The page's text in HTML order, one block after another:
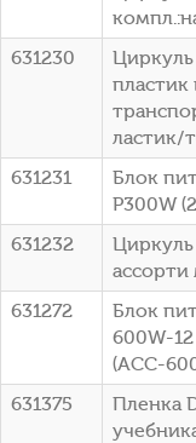
631230
Циркуль
пластик
ластик/
631231
Блок
P300W
631232
Циркуль
ассорти
631272
Блок
600W-
(ACC-
631375
Пленка